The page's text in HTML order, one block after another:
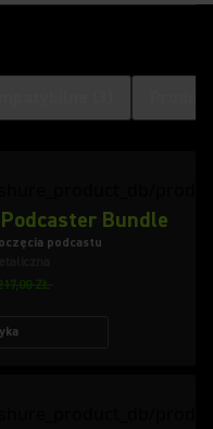
Bundle
podcastu
ZŁ